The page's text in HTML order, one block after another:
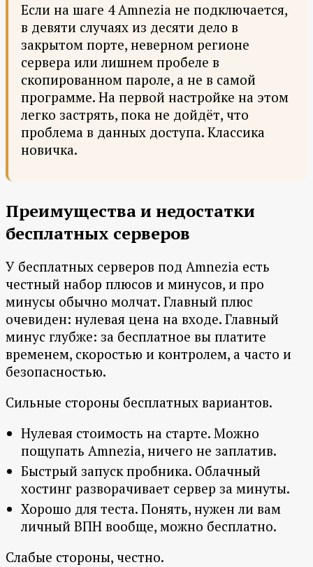
Если на шаге 4 Amnezia не подключается,
в девяти случаях из десяти дело в
закрытом порте, неверном регионе
сервера или лишнем пробеле в
скопированном пароле, а не в самой
программе. На первой настройке на этом
легко застрять, пока не дойдёт, что
проблема в данных доступа. Классика
новичка.
Преимущества и недостатки
бесплатных серверов
У бесплатных серверов под Amnezia есть
честный набор плюсов и минусов, и про
минусы обычно молчат. Главный плюс
очевиден: нулевая цена на входе. Главный
минус глубже: за бесплатное вы платите
временем, скоростью и контролем, а часто и
безопасностью.
Сильные стороны бесплатных вариантов.
Нулевая стоимость на старте. Можно
пощупать Amnezia, ничего не заплатив.
Быстрый запуск пробника. Облачный
хостинг разворачивает сервер за минуты.
Хорошо для теста. Понять, нужен ли вам
личный ВПН вообще, можно бесплатно.
Слабые стороны, честно.